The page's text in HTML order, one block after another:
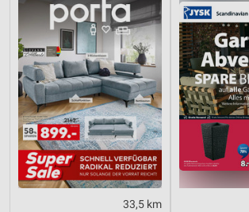
33,5 km
Verwendung von Profilen zur Auswahl
personalisierter Werbung
Erstellung von Profilen zur Personalisierung
von Inhalten
Verwendung von Profilen zur Auswahl
personalisierter Inhalte
Messung der Werbeleistung